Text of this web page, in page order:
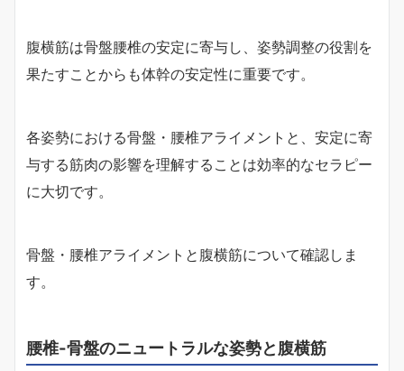
腹横筋は骨盤腰椎の安定に寄与し、姿勢調整の役割を
果たすことからも体幹の安定性に重要です。
各姿勢における骨盤・腰椎アライメントと、安定に寄
与する筋肉の影響を理解することは効率的なセラピー
に大切です。
骨盤・腰椎アライメントと腹横筋について確認しま
す。
腰椎-骨盤のニュートラルな姿勢と腹横筋